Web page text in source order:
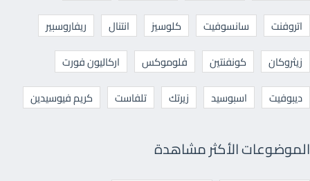
اتروفنت
سانسوفيت كلوسيز انتنال
ريفاروسبير
زيثروكان
كونفنتين فلوموكس
اركاليون فورت
ديبوفيت
اسبوسيد زيرتك تلفاست كريم فيوسيدين
الموضوعات الأكثر مشاهدة